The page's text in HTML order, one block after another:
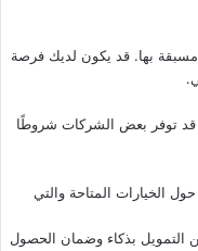
مسبقة بها. قد يكون لديك فرصة
توفر بعض الشركات شروطًا
الخيارات المتاحة والتي
التمويل بذكاء وضمان الحصول